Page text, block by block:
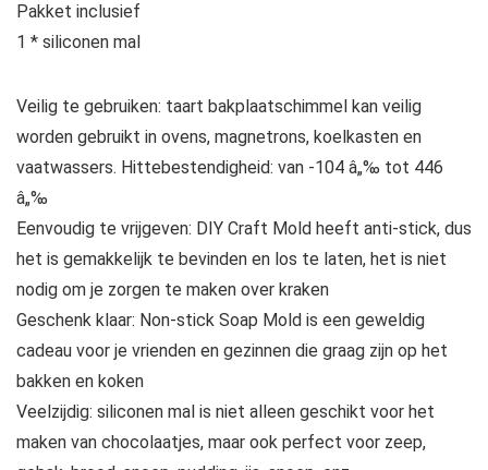
Pakket inclusief
1 * siliconen mal
Veilig te gebruiken: taart bakplaatschimmel kan veilig
worden gebruikt in ovens, magnetrons, koelkasten en
vaatwassers. Hittebestendigheid: van -104 â„‰ tot 446
â„‰
Eenvoudig te vrijgeven: DIY Craft Mold heeft anti-stick, dus
het is gemakkelijk te bevinden en los te laten, het is niet
nodig om je zorgen te maken over kraken
Geschenk klaar: Non-stick Soap Mold is een geweldig
cadeau voor je vrienden en gezinnen die graag zijn op het
bakken en koken
Veelzijdig: siliconen mal is niet alleen geschikt voor het
maken van chocolaatjes, maar ook perfect voor zeep,